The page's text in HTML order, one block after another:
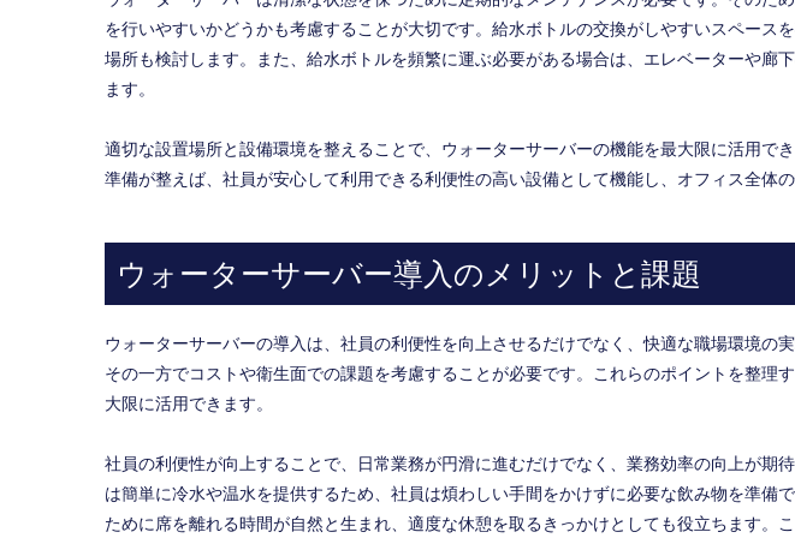
を行いやすいかどうかも考慮することが大切です。給水ボトルの交換がしやすいスペース
場所も検討します。また、給水ボトルを頻繁に運ぶ必要がある場合は、エレベーターや廊
ます。
適切な設置場所と設備環境を整えることで、ウォーターサーバーの機能を最大限に活用で
準備が整えば、社員が安心して利用できる利便性の高い設備として機能し、オフィス全体
ウォーターサーバー導入のメリットと課題
ウォーターサーバーの導入は、社員の利便性を向上させるだけでなく、快適な職場環境の
その一方でコストや衛生面での課題を考慮することが必要です。これらのポイントを整理
大限に活用できます。
社員の利便性が向上することで、日常業務が円滑に進むだけでなく、業務効率の向上が期
は簡単に冷水や温水を提供するため、社員は煩わしい手間をかけずに必要な飲み物を準備
ために席を離れる時間が自然と生まれ、適度な休憩を取るきっかけとしても役立ちます。